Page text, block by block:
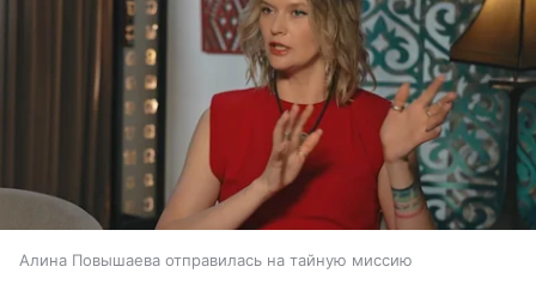
Алина Повышаева отправилась на тайную миссию